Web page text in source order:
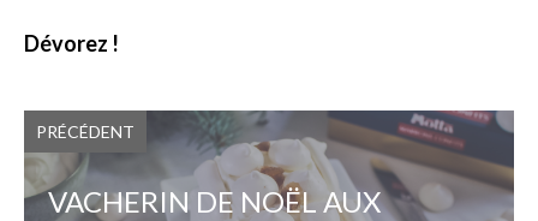
Dévorez !
PRÉCÉDENT
VACHERIN DE NOËL AUX